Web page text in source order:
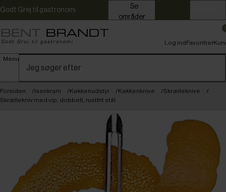
Godt Grej til gastronomi
områder
Menu
Log indFavoritterKurv
Forsiden Isenkram Køkkenudstyr Køkkenknive
Skrælleknive
Skrællekniv med vip, dobbelt, rustfrit stål